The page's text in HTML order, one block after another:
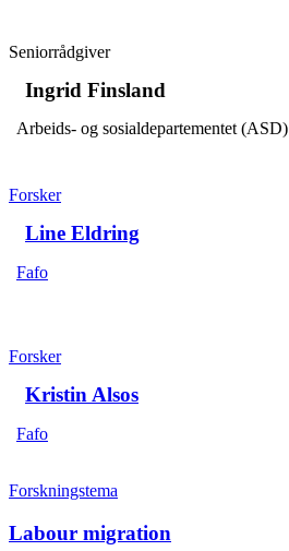
Seniorrådgiver
Ingrid Finsland
Arbeids- og sosialdepartementet (ASD)
Forsker
Line Eldring
Fafo
Forsker
Kristin Alsos
Fafo
Forskningstema
Labour migration